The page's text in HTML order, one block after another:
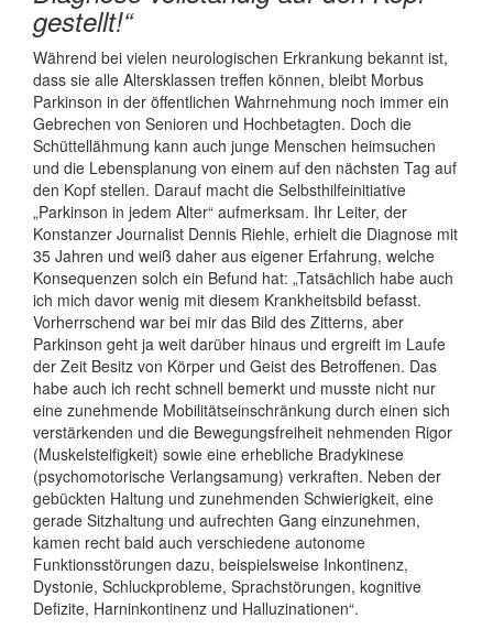
gestellt!“
Während bei vielen neurologischen Erkrankung bekannt ist,
dass sie alle Altersklassen treffen können, bleibt Morbus
Parkinson in der öffentlichen Wahrnehmung noch immer ein
Gebrechen von Senioren und Hochbetagten. Doch die
Schüttellähmung kann auch junge Menschen heimsuchen
und die Lebensplanung von einem auf den nächsten Tag auf
den Kopf stellen. Darauf macht die Selbsthilfeinitiative
„Parkinson in jedem Alter“ aufmerksam. Ihr Leiter, der
Konstanzer Journalist Dennis Riehle, erhielt die Diagnose mit
35 Jahren und weiß daher aus eigener Erfahrung, welche
Konsequenzen solch ein Befund hat: „Tatsächlich habe auch
ich mich davor wenig mit diesem Krankheitsbild befasst.
Vorherrschend war bei mir das Bild des Zitterns, aber
Parkinson geht ja weit darüber hinaus und ergreift im Laufe
der Zeit Besitz von Körper und Geist des Betroffenen. Das
habe auch ich recht schnell bemerkt und musste nicht nur
eine zunehmende Mobilitätseinschränkung durch einen sich
verstärkenden und die Bewegungsfreiheit nehmenden Rigor
(Muskelsteifigkeit) sowie eine erhebliche Bradykinese
(psychomotorische Verlangsamung) verkraften. Neben der
gebückten Haltung und zunehmenden Schwierigkeit, eine
gerade Sitzhaltung und aufrechten Gang einzunehmen,
kamen recht bald auch verschiedene autonome
Funktionsstörungen dazu, beispielsweise Inkontinenz,
Dystonie, Schluckprobleme, Sprachstörungen, kognitive
Defizite, Harninkontinenz und Halluzinationen“.